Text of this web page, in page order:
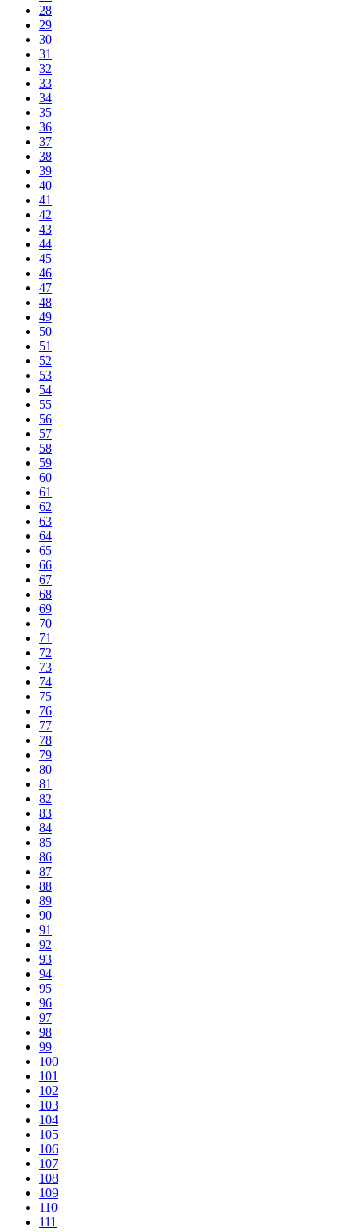
28
29
30
31
32
33
34
35
36
37
38
39
40
41
42
43
44
45
46
47
48
49
50
51
52
53
54
55
56
57
58
59
60
61
62
63
64
65
66
67
68
69
70
71
72
73
74
75
76
77
78
79
80
81
82
83
84
85
86
87
88
89
90
91
92
93
94
95
96
97
98
99
100
101
102
103
104
105
106
107
108
109
110
111